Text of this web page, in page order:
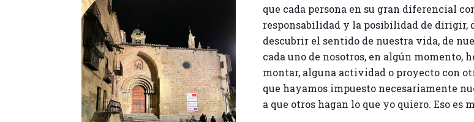
que cada persona en su gran diferencial
responsabilidad y la posibilidad de dirigir,
descubrir el sentido de nuestra vida, de
cada uno de nosotros, en algún
montar, alguna actividad o proyecto con
que hayamos impuesto necesariamente
a que otros hagan lo que yo quiero. Eso es